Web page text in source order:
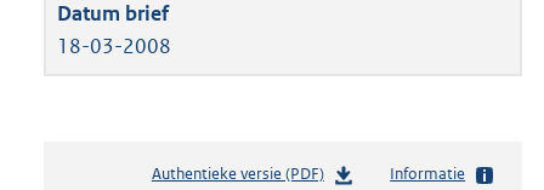
18-03-2008
Authentieke versie (PDF)b
Informatie